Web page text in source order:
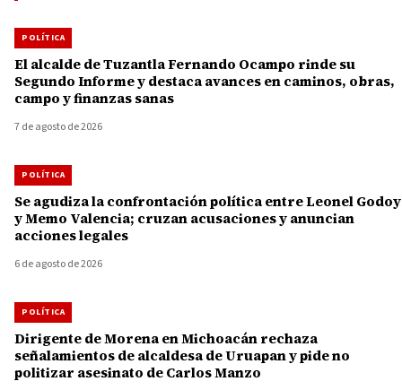
POLÍTICA
El alcalde de Tuzantla Fernando Ocampo rinde su
Segundo Informe y destaca avances en caminos, obras,
campo y finanzas sanas
7 de agosto de 2026
POLÍTICA
Se agudiza la confrontación política entre Leonel Godoy
y Memo Valencia; cruzan acusaciones y anuncian
acciones legales
6 de agosto de 2026
POLÍTICA
Dirigente de Morena en Michoacán rechaza
señalamientos de alcaldesa de Uruapan y pide no
politizar asesinato de Carlos Manzo